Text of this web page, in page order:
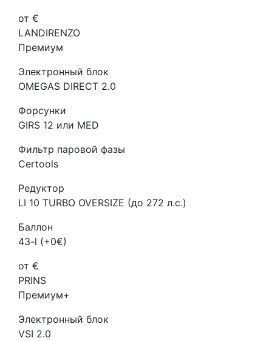
от €
LANDIRENZO
Премиум
Электронный блок
OMEGAS DIRECT 2.0
Форсунки
GIRS 12 или MED
Фильтр паровой фазы
Certools
Редуктор
LI 10 TURBO OVERSIZE (до 272 л.с.)
Баллон
43-l (+0€)
от €
PRINS
Премиум+
Электронный блок
VSI 2.0